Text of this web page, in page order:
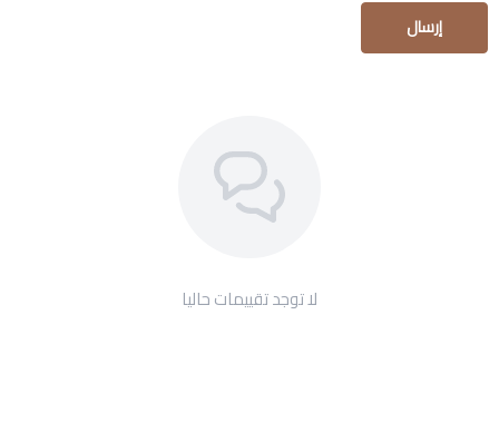
إرسال
لا توجد تقييمات حاليا